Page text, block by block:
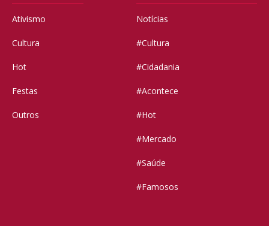
Ativismo
Cultura
Hot
Festas
Outros
Notícias
#Cultura
#Cidadania
#Acontece
#Hot
#Mercado
#Saúde
#Famosos